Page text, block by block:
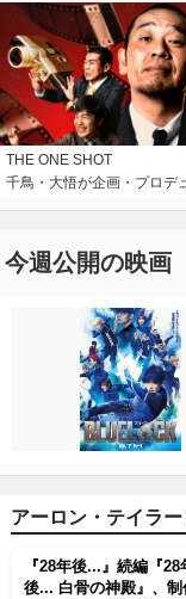
THE ONE SHOT
千鳥・大悟が企画・プロデ
今週公開の映画
アーロン・テイラ
『28年後...』続編『28
後... 白骨の神殿』、制